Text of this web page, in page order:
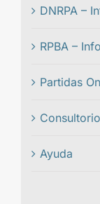
DNRPA –
RPBA –
Partidas
Ayuda